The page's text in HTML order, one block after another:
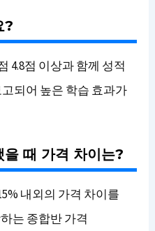
?
4.8점 이상과 함께 성적
되어 높은 학습 효과가
때 가격 차이는?
내외의 가격 차이를
는 종합반 가격